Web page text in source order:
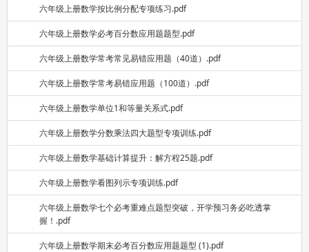
六年级上册数学按比例分配专项练习.pdf
六年级上册数学必考百分数应用题题型.pdf
六年级上册数学常考常见易错应用题（40道）.pdf
六年级上册数学常考易错应用题（100道）.pdf
六年级上册数学单位1和等量关系式.pdf
六年级上册数学分数乘法四大题型专项训练.pdf
六年级上册数学基础计算提升：解方程25题.pdf
六年级上册数学看图列示专项训练.pdf
六年级上册数学七个必考重难点题型突破，开学预习务必吃透掌
握！.pdf
六年级上册数学期末必考百分数应用题题型 (1).pdf